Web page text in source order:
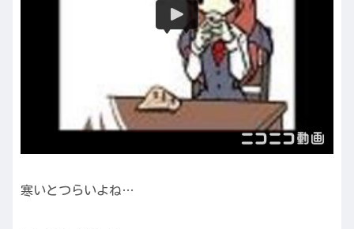
寒いとつらいよね…